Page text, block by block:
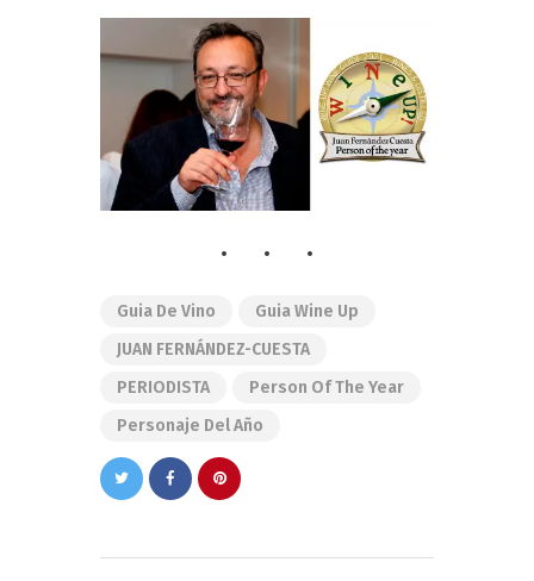
Guia De Vino
Guia Wine Up
JUAN FERNÁNDEZ-CUESTA
PERIODISTA
Person Of The Year
Personaje Del Año